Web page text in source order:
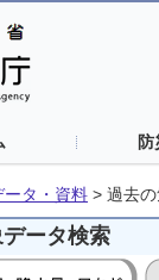
防
ータ・資料 > 過去
ータ検索